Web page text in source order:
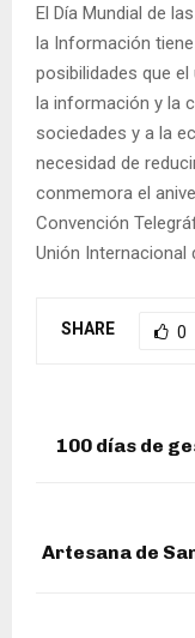
El Día Mundial de
la Información
posibilidades que
la información y la
sociedades y a la
necesidad de
conmemora el
Convención
Unión Internacional
SHARE 0
100 días de
Artesana de